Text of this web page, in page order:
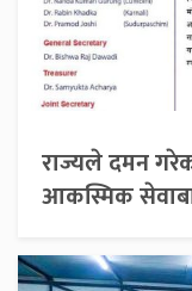
राज्यले दमन
आकस्मिक